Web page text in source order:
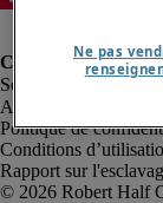
Alerte à la fraude
Politique de
Conditions
Rapport sur
Robert Half
Ne pas